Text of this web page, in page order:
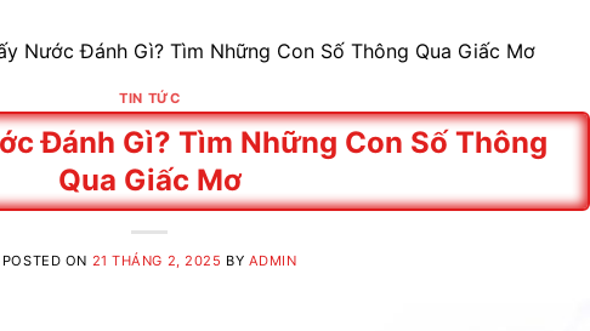
Nước Đánh Gì? Tìm Những Con Số Thông Qua Giấc Mơ
TIN TỨC
Đánh Gì? Tìm Những Con Số Thông
Qua Giấc Mơ
POSTED ON 21 THÁNG 2, 2025 BY ADMIN